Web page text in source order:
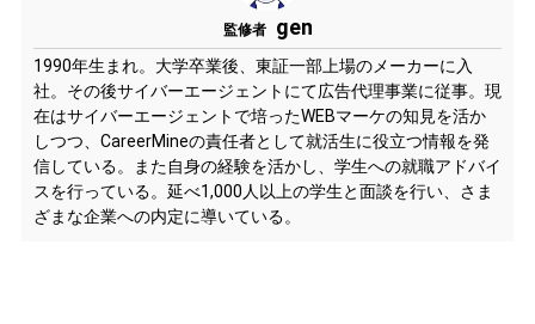
監修者 gen
1990年生まれ。大学卒業後、東証一部上場のメーカーに入
社。その後サイバーエージェントにて広告代理事業に従事。現
在はサイバーエージェントで培ったWEBマーケの知見を活か
しつつ、CareerMineの責任者として就活生に役立つ情報を発
信している。また自身の経験を活かし、学生への就職アドバイ
スを行っている。延べ1,000人以上の学生と面談を行い、さま
ざまな企業への内定に導いている。